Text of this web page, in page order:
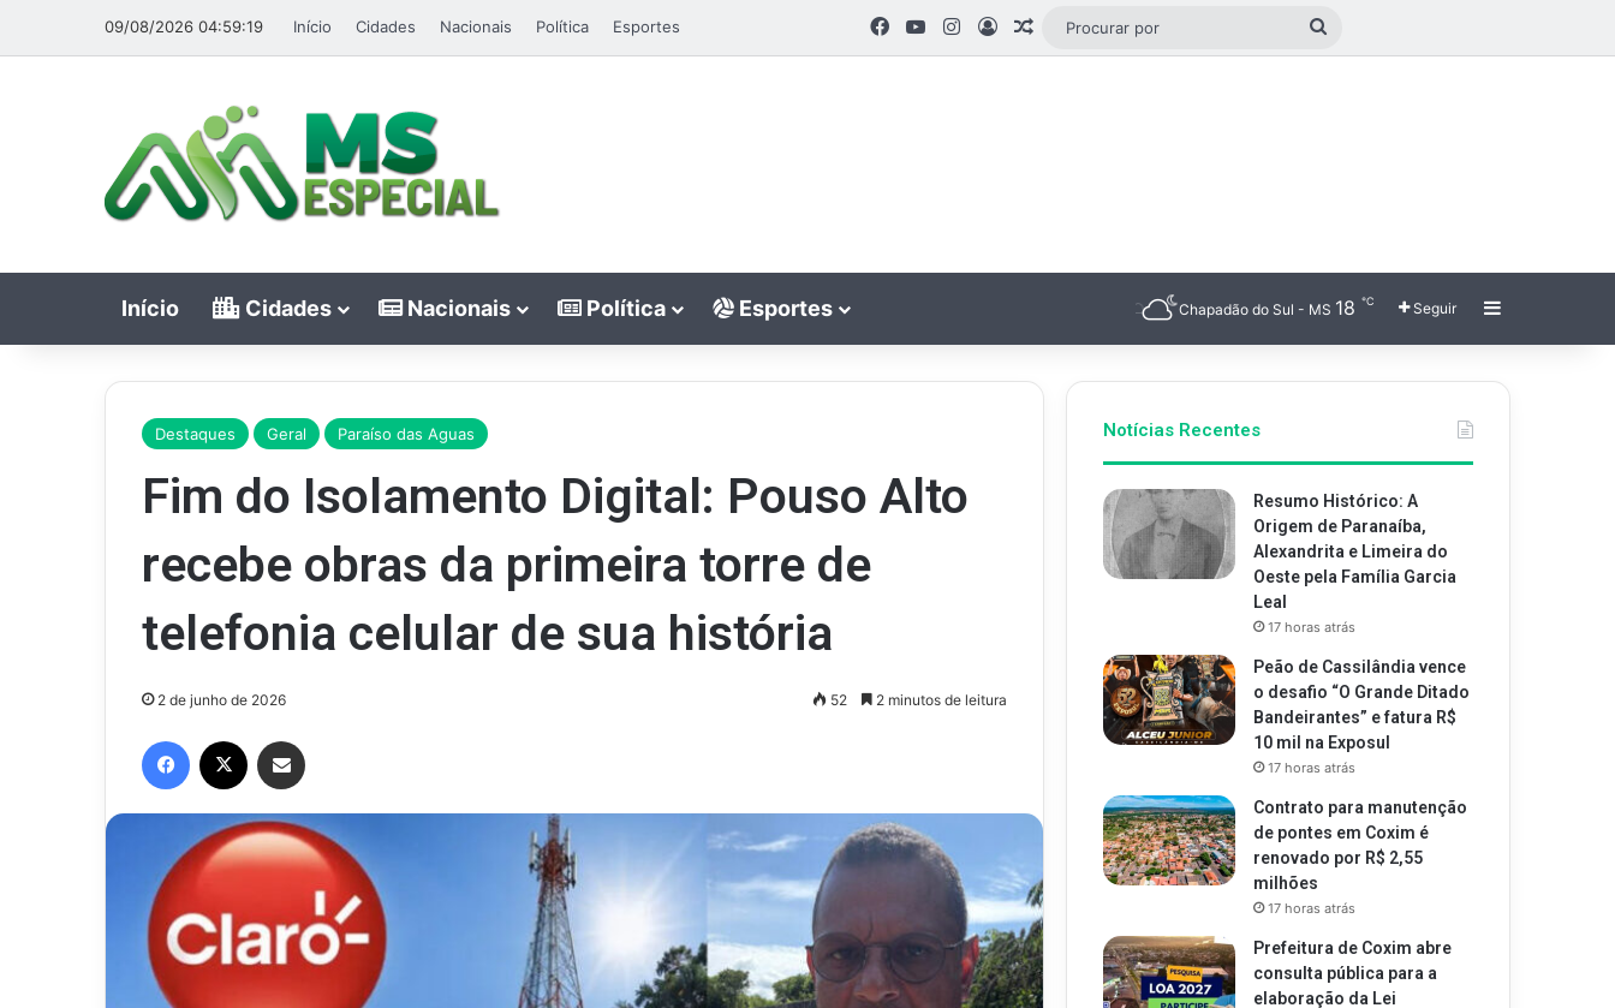
09/08/2026 04:59:19 Início Cidades Nacionais Política Esportes Facebook
YouTubeInstagram
EntrarArtigo aleatório
Procurar
Início Cidades Nacionais Política Esportes Chapadão do Sul - MS 18 ℃ Seguir Barra Lateral
Destaques Geral Paraíso das Aguas
Fim do Isolamento Digital: Pouso Alto
recebe obras da primeira torre de
telefonia celular de sua história
2 de junho de 2026 52 2 minutos de leitura
Facebook
Notícias Recentes
Resumo Histórico: A
Origem de Paranaíba,
Alexandrita e Limeira do
Oeste pela Família Garcia
Leal
17 horas atrás
Peão de Cassilândia vence
o desafio “O Grande Ditado
Bandeirantes” e fatura R$
10 mil na Exposul
17 horas atrás
Contrato para manutenção
de pontes em Coxim é
renovado por R$ 2,55
milhões
17 horas atrás
Prefeitura de Coxim abre
consulta pública para a
elaboração da Lei